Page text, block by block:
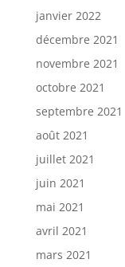
janvier 2022
décembre 2021
novembre 2021
octobre 2021
septembre 2021
août 2021
juillet 2021
juin 2021
mai 2021
avril 2021
mars 2021